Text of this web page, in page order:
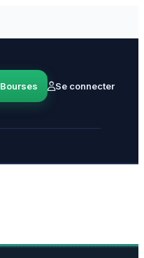
Bourses Se connecter